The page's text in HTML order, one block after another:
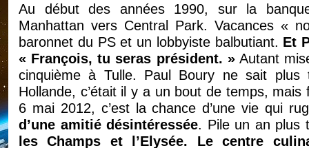
Au début des années 1990, sur la
Manhattan vers Central Park. Vacances «
baronnet du PS et un lobbyiste balbutiant. Et
« François, tu seras président. »Autant
cinquième à Tulle. Paul Boury ne sait
Hollande, c’était il y a un bout de temps,
6 mai 2012, c’est la chance d’une vie qui
d’une amitié désintéressée. Pile un an plus
les Champs et l’Elysée. Le centre